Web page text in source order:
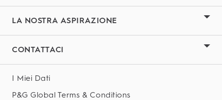
LA NOSTRA ASPIRAZIONE
CONTATTACI
I Miei Dati
P&G Global Terms & Conditions